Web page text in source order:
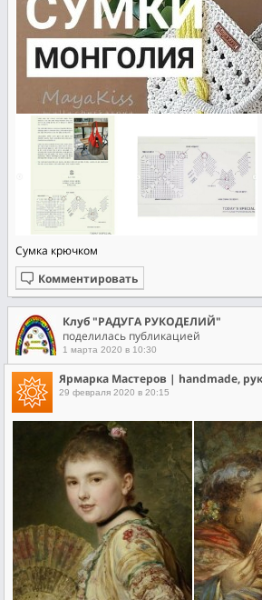
Сумка крючком
Комментировать
Клуб "РАДУГА РУКОДЕЛИЙ"
поделилась публикацией
1 марта 2020 в 10:30
29 февраля 2020 в 20:15